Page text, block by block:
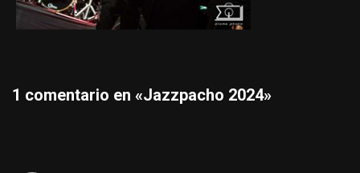
1 comentario en «Jazzpacho 2024»